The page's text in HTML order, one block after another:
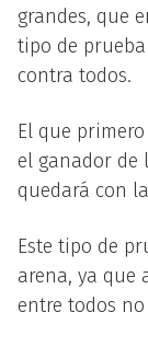
grandes, que
tipo de
contra todos.
El que
el ganador de
quedará con
Este tipo de
arena, ya que
entre todos